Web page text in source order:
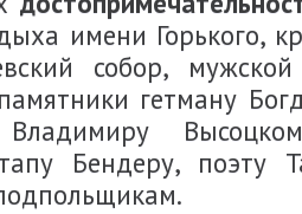
имени Горького,
собор,
гетману
Бендеру, поэту